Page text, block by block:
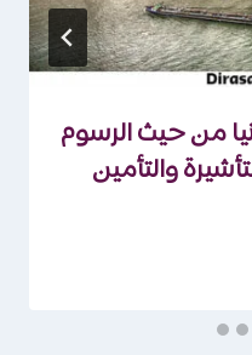
من حيث الرسوم
والتأمين